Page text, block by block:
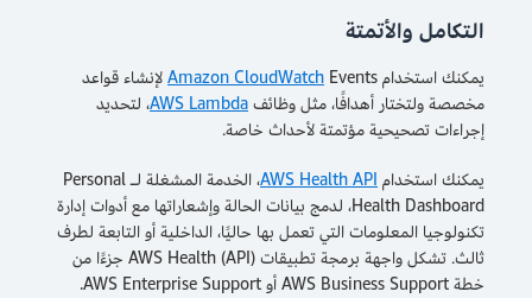
التكامل والأتمتة
يمكنك استخدام Amazon CloudWatchEvents لإنشاء قواعد
مخصصة ولتختار أهدافًا، مثل وظائفAWS Lambda، لتحديد
إجراءات تصحيحية مؤتمتة لأحداث خاصة.
يمكنك استخدام AWS Health API
، الخدمة المشغلة لـ Personal
Health Dashboard، لدمج بيانات الحالة وإشعاراتها مع أدوات إدارة
تكنولوجيا المعلومات التي تعمل بها حاليًا، الداخلية أو التابعة لطرف
ثالث. تشكل واجهة برمجة تطبيقات (API) AWS Health جزءًا من
خطة AWS Business Support أو AWS Enterprise Support.